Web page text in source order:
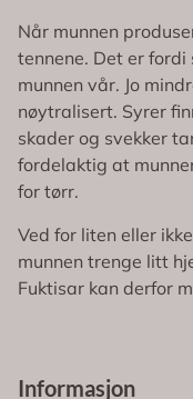
Informasjon
Når munnen
tennene. Det er
munnen vår. Jo
nøytralisert. Syrer
skader og svekker
fordelaktig at
for tørr.
Ved for liten eller
munnen trenge litt
Fuktisar kan derfor